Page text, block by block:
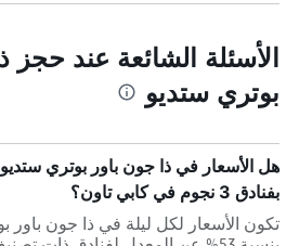
الأسئلة الشائعة عند حجز
بوتري ستديو
هل الأسعار في ذا جون باور بوتري ستديو
بفنادق 3 نجوم في كابي تاون؟
تكون الأسعار لكل ليلة في ذا جون